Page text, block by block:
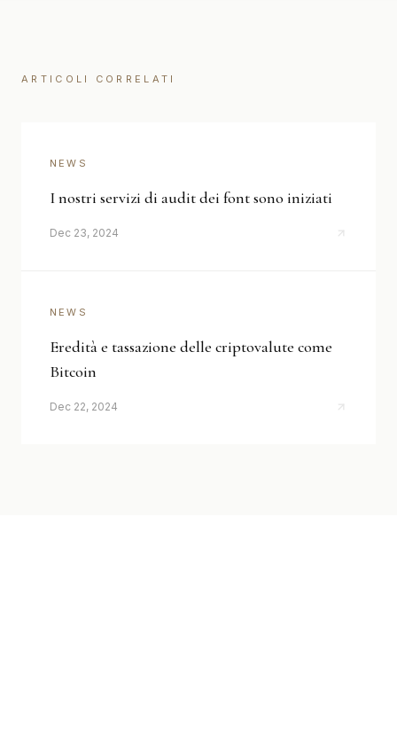
ARTICOLI CORRELATI
NEWS
I nostri servizi di audit dei font sono iniziati
Dec 23, 2024
NEWS
Eredità e tassazione delle criptovalute come
Bitcoin
Dec 22, 2024